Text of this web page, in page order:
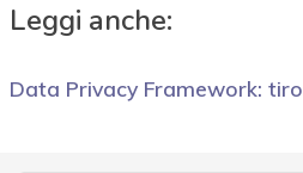
Leggi anche:
Data Privacy Framework: